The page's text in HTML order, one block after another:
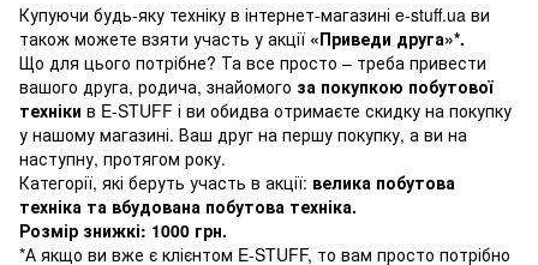
Купуючи будь-яку техніку в інтернет-магазині e-stuff.ua ви
також можете взяти участь у акції «Приведи друга»*.
Що для цього потрібне? Та все просто – треба привести
вашого друга, родича, знайомого за покупкою побутової
техніки в E-STUFF і ви обидва отримаєте скидку на покупку
у нашому магазині. Ваш друг на першу покупку, а ви на
наступну, протягом року.
Категорії, які беруть участь в акції: велика побутова
техніка та вбудована побутова техніка.
Розмір знижкі: 1000 грн.
*А якщо ви вже є клієнтом E-STUFF, то вам просто потрібно